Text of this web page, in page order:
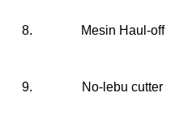
8. Mesin Haul-off
9. No-lebu cutter